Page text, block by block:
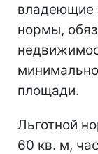
владеющие
нормы,
площади.
Льготной
60 кв. м,